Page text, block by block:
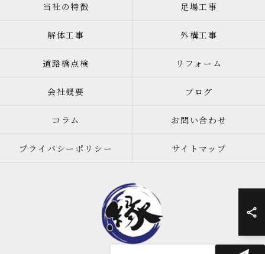
当社の特徴 足場工事
解体工事 外構工事
道路橋点検 リフォーム
会社概要 ブログ
コラム お問い合わせ
プライバシーポリシー サイトマップ